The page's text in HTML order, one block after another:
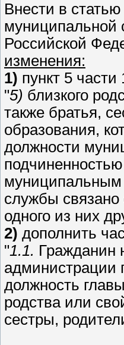
Внести в
муниципальной
Российской
изменения:
1) пункт 5
"5) близкого
также братья,
образования,
должности
службы связано
одного из них
2) дополнить
"1.1. Гражданин
администрации
должность
родства или
сестры,